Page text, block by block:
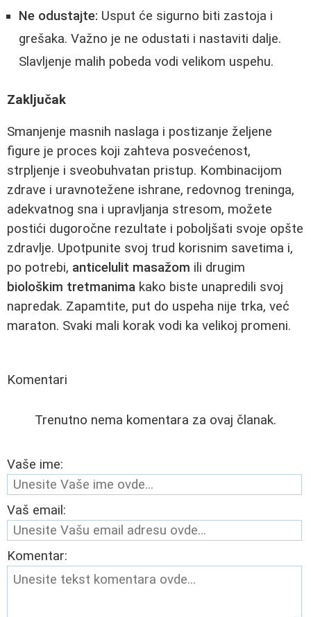
Ne odustajte: Usput će sigurno biti zastoja i
grešaka. Važno je ne odustati i nastaviti dalje.
Slavljenje malih pobeda vodi velikom uspehu.
Zaključak
Smanjenje masnih naslaga i postizanje željene
figure je proces koji zahteva posvećenost,
strpljenje i sveobuhvatan pristup. Kombinacijom
zdrave i uravnotežene ishrane, redovnog treninga,
adekvatnog sna i upravljanja stresom, možete
postići dugoročne rezultate i poboljšati svoje opšte
zdravlje. Upotpunite svoj trud korisnim savetima i,
po potrebi, anticelulit masažom ili drugim
biološkim tretmanima kako biste unapredili svoj
napredak. Zapamtite, put do uspeha nije trka, već
maraton. Svaki mali korak vodi ka velikoj promeni.
Komentari
Trenutno nema komentara za ovaj članak.
Vaše ime:
Vaš email:
Komentar: